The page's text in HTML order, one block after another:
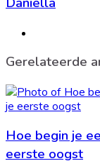
Gerelateerde
Hoe begin je
eerste oogst